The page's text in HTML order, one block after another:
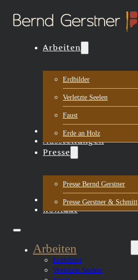
Arbeiten
Erdbilder
Verletzte Seelen
Faust
Erde an Holz
Biografie
Ausstellungen
Presse
Presse Bernd Gerstner
Presse Gerstner & Schmitt
Aktuelles
Kontakt
Arbeiten
Erdbilder
Verletzte Seelen